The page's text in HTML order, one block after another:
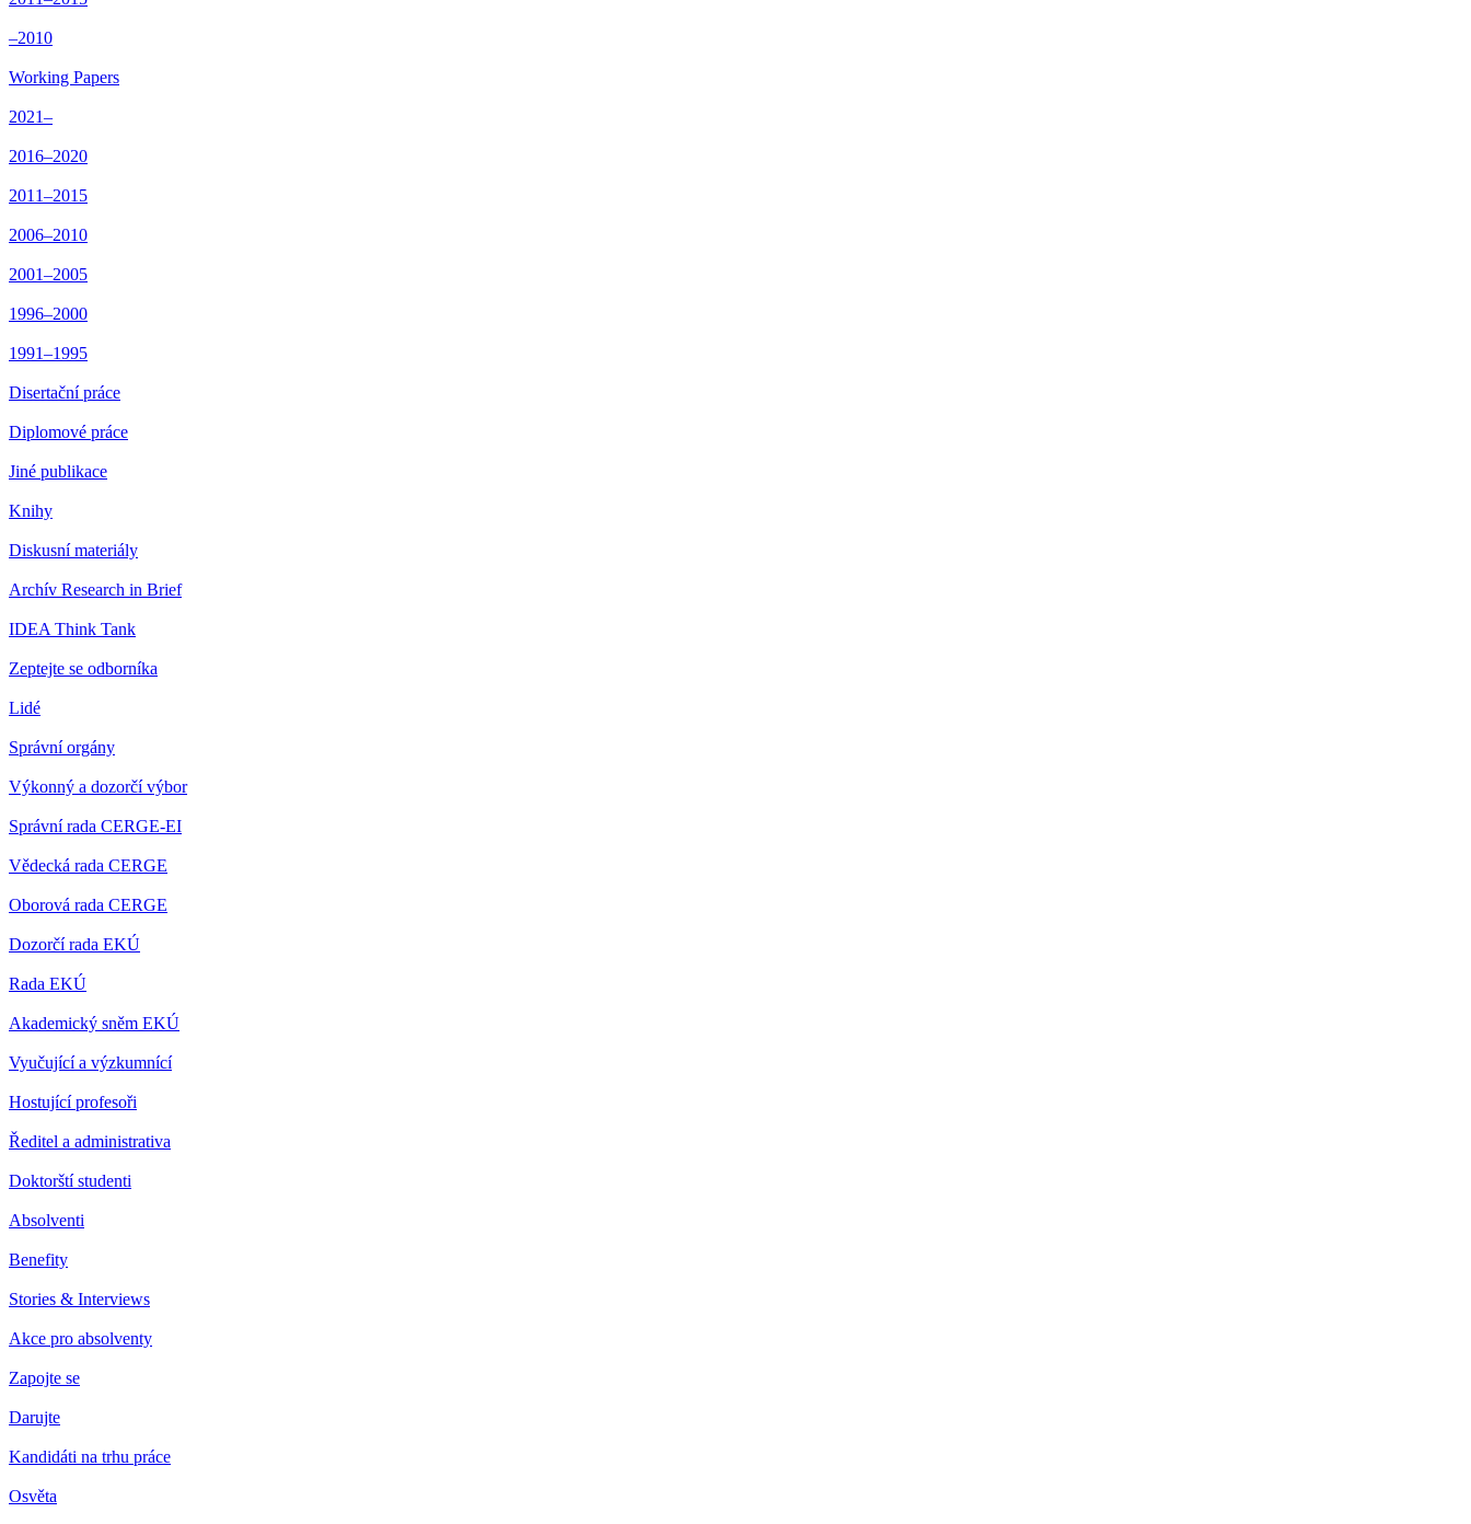
–2010
Working Papers
2021–
2016–2020
2011–2015
2006–2010
2001–2005
1996–2000
1991–1995
Disertační práce
Diplomové práce
Jiné publikace
Knihy
Diskusní materiály
Archív Research in Brief
IDEA Think Tank
Zeptejte se odborníka
Lidé
Správní orgány
Výkonný a dozorčí výbor
Správní rada CERGE-EI
Vědecká rada CERGE
Oborová rada CERGE
Dozorčí rada EKÚ
Rada EKÚ
Akademický sněm EKÚ
Vyučující a výzkumnící
Hostující profesoři
Ředitel a administrativa
Doktorští studenti
Absolventi
Benefity
Stories & Interviews
Akce pro absolventy
Zapojte se
Darujte
Kandidáti na trhu práce
Osvěta